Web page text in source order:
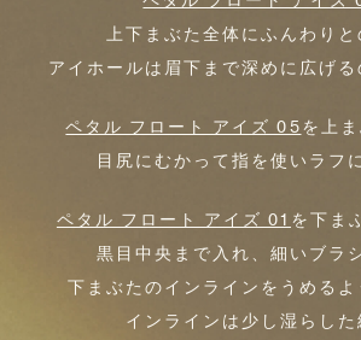
上下まぶた全体にふんわりと
アイホールは眉下まで深めに広げる
ペタル フロート アイズ 05を上
目尻にむかって指を使いラフ
ペタル フロート アイズ 01 を下ま
黒目中央まで入れ、細いブラ
下まぶたのインラインをうめるよ
インラインは少し湿らした